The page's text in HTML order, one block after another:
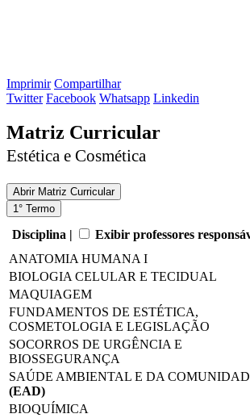
Imprimir Compartilhar
Twitter Facebook Whatsapp Linkedin
Matriz Curricular
Estética e Cosmética
AbrirMatriz Curricular
1° Termo
Disciplina | Exibir professores
ANATOMIA HUMANA I
BIOLOGIA CELULAR E TECIDUAL
MAQUIAGEM
FUNDAMENTOS DE ESTÉTICA,
COSMETOLOGIA E LEGISLAÇÃO
SOCORROS DE URGÊNCIA E
BIOSSEGURANÇA
SAÚDE AMBIENTAL E DA
(EAD)
BIOQUÍMICA